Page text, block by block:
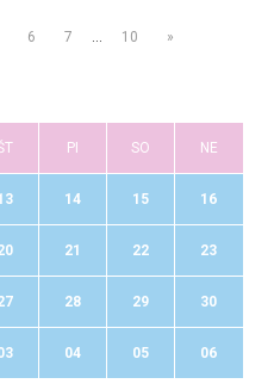
6 7 10 »
PI SO NE
14 15 16
21 22 23
28 29 30
04 05 06